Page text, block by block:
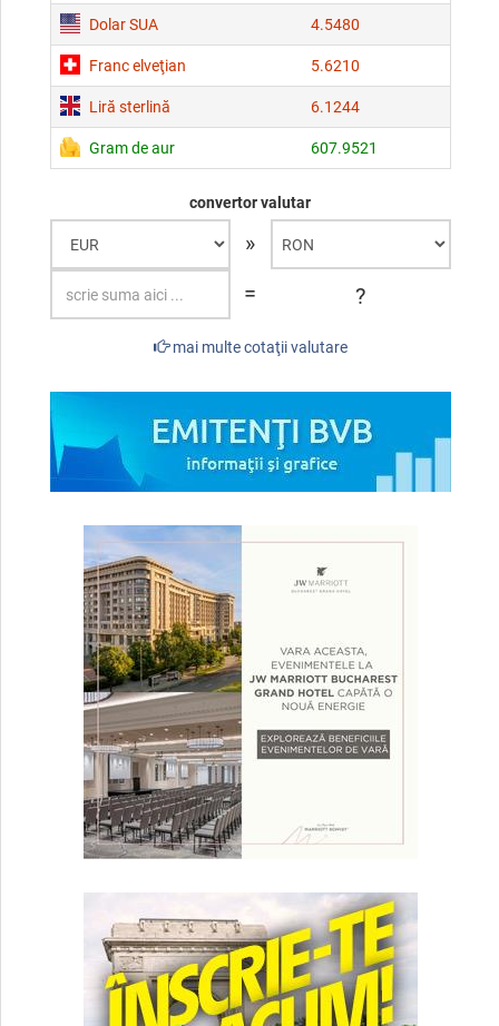
Dolar SUA 4.5480
Franc elveţian 5.6210
Liră sterlină 6.1244
Gram de aur 607.9521
convertor valutar
»
=
?
mai multe cotaţii valutare